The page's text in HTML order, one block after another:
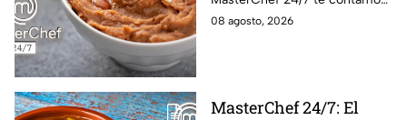
la receta.
08 agosto, 2026
MasterChef 24/7: El